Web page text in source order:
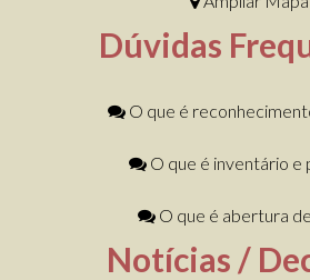
Dúvidas
O que é
O que é inventário e
O que é abertura
Notícias /